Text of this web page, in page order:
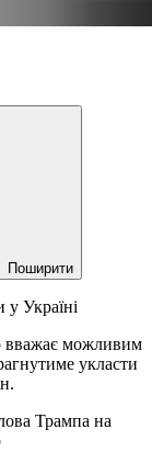
Поширити
Україні
вважає можливим
укласти
Трампа на